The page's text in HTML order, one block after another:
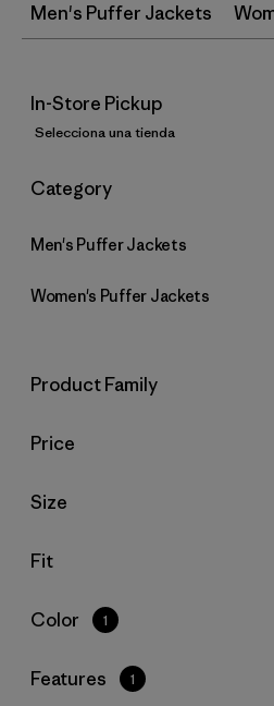
Men's Puffer Jackets
In-Store Pickup
Selecciona una tienda
Filtrar por
Category
Men's Puffer Jackets
Women's Puffer Jackets
Filtrar por
Product Family
Filtrar por
Price
Filtrar por
Size
Filtrar por
Fit
Filtrar por
Color 1
Filtrar por
Features 1